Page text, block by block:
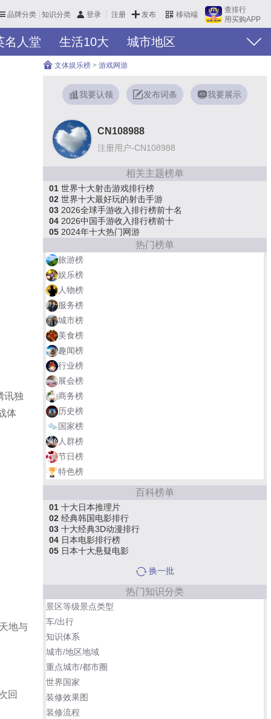
品牌分类 知识分类 登录 注册 发布 移动端
查排行
用买购APP
名人堂 生活10大 城市地区
讯独
体
地与
回
文体娱乐榜 > 游戏网游
我要认领 发布词条 我要展示
CN108988
注册用户-CN108988
相关主题榜单
01 世界十大射击游戏排行榜
02 世界十大最好玩的射击手游
03 2026全球手游收入排行榜前十名
04 2026中国手游收入排行榜前十
05 2024年十大热门网游
热门榜单
旅游榜
娱乐榜
人物榜
服务榜
城市榜
美食榜
趣闻榜
行业榜
展会榜
商务榜
历史榜
国家榜
人群榜
节日榜
特色榜
百科榜单
01 十大日本推理片
02 经典韩国电影排行
03 十大经典3D动漫排行
04 日本电影排行榜
05 日本十大悬疑电影
换一批
热门知识分类
景区等级景点类型
车/出行
知识体系
城市/地区地域
重点城市/都市圈
世界国家
装修效果图
装修流程